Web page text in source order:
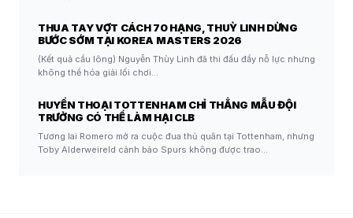
THUA TAY VỢT CÁCH 70 HẠNG, THUỲ LINH DỪNG
BƯỚC SỚM TẠI KOREA MASTERS 2026
(Kết quả cầu lông) Nguyễn Thùy Linh đã thi đấu đầy nỗ lực nhưng
không thể hóa giải lối chơi…
HUYỀN THOẠI TOTTENHAM CHỈ THẲNG MẪU ĐỘI
TRƯỞNG CÓ THỂ LÀM HẠI CLB
Tương lai Romero mở ra cuộc đua thủ quân tại Tottenham, nhưng
Toby Alderweireld cảnh báo Spurs không được trao…